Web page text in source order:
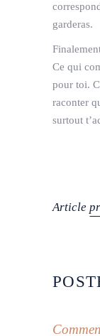
garderas.
Ce qui
pour toi.
raconter
surtout
Article